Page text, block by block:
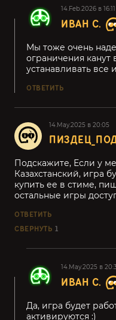
14.Feb.2026 в 16:11
ИВАН С.
Мы тоже очень
ограничения канут
устанавливать все
ОТВЕТИТЬ
14.May.2025 в 20:05
Подскажите, Если у
Казахстанский, игра
купить ее в стиме,
остальные игры
ОТВЕТИТЬ
СВЕРНУТЬ 1
14.May.2025 в
ИВАН С.
Да, игра будет
активируются :)